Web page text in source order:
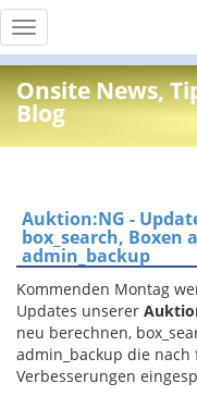
Toggle
navigation
Onsite News,
Blog
Auktion:NG -
box_search, Boxen
admin_backup
Kommenden Montag
Updates unserer
neu berechnen,
admin_backup die
Verbesserungen